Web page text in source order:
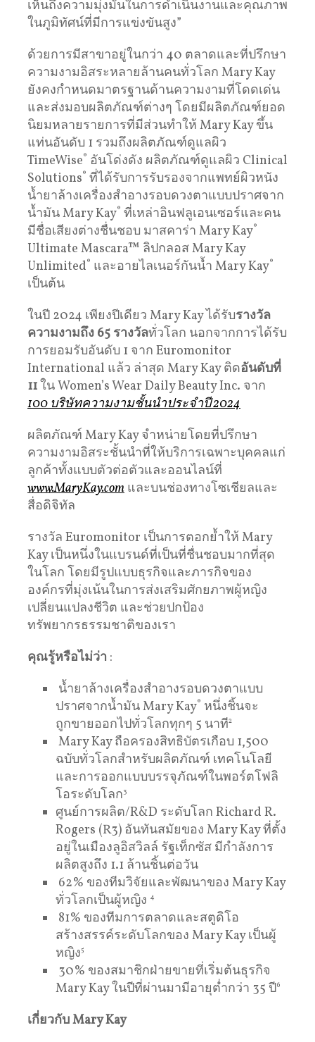
เห็นถึงความมุ่งมั่นในการดำเนินงานและคุณภาพ
ในภูมิทัศน์ที่มีการแข่งขันสูง”
ด้วยการมีสาขาอยู่ในกว่า 40 ตลาดและที่ปรึกษา
ความงามอิสระหลายล้านคนทั่วโลก Mary Kay
ยังคงกำหนดมาตรฐานด้านความงามที่โดดเด่น
และส่งมอบผลิตภัณฑ์ต่างๆ โดยมีผลิตภัณฑ์ยอด
นิยมหลายรายการที่มีส่วนทำให้ Mary Kay ขึ้น
แท่นอันดับ 1 รวมถึงผลิตภัณฑ์ดูแลผิว
TimeWise® อันโด่งดัง ผลิตภัณฑ์ดูแลผิว Clinical
Solutions® ที่ได้รับการรับรองจากแพทย์ผิวหนัง
น้ำยาล้างเครื่องสำอางรอบดวงตาแบบปราศจาก
น้ำมัน Mary Kay® ที่เหล่าอินฟลูเอนเซอร์และคน
มีชื่อเสียงต่างชื่นชอบ มาสคาร่า Mary Kay®
Ultimate Mascara™ ลิปกลอส Mary Kay
Unlimited® และอายไลเนอร์กันน้ำ Mary Kay®
เป็นต้น
ในปี 2024 เพียงปีเดียว Mary Kay ได้รับรางวัล
ความงามถึง 65 รางวัลทั่วโลก นอกจากการได้รับ
การยอมรับอันดับ 1 จาก Euromonitor
International แล้ว ล่าสุด Mary Kay ติดอันดับที่
11ใน Women’s Wear Daily Beauty Inc. จาก
100 บริษัทความงามชั้นนำประจำปี 2024
ผลิตภัณฑ์ Mary Kay จำหน่ายโดยที่ปรึกษา
ความงามอิสระชั้นนำที่ให้บริการเฉพาะบุคคลแก่
ลูกค้าทั้งแบบตัวต่อตัวและออนไลน์ที่
www.MaryKay.com และบนช่องทางโซเชียลและ
สื่อดิจิทัล
รางวัล Euromonitor เป็นการตอกย้ำให้ Mary
Kay เป็นหนึ่งในแบรนด์ที่เป็นที่ชื่นชอบมากที่สุด
ในโลก โดยมีรูปแบบธุรกิจและภารกิจของ
องค์กรที่มุ่งเน้นในการส่งเสริมศักยภาพผู้หญิง
เปลี่ยนแปลงชีวิต และช่วยปกป้อง
ทรัพยากรธรรมชาติของเรา
คุณรู้หรือไม่ว่า :
น้ำยาล้างเครื่องสำอางรอบดวงตาแบบ
ปราศจากน้ำมัน Mary Kay® หนึ่งชิ้นจะ
ถูกขายออกไปทั่วโลกทุกๆ 5 นาที2
Mary Kay ถือครองสิทธิบัตรเกือบ 1,500
ฉบับทั่วโลกสำหรับผลิตภัณฑ์ เทคโนโลยี
และการออกแบบบรรจุภัณฑ์ในพอร์ตโฟลิ
โอระดับโลก3
ศูนย์การผลิต/R&D ระดับโลก Richard R.
Rogers (R3) อันทันสมัยของ Mary Kay ที่ตั้ง
อยู่ในเมืองลูอิสวิลล์ รัฐเท็กซัส มีกำลังการ
ผลิตสูงถึง 1.1 ล้านชิ้นต่อวัน
62% ของทีมวิจัยและพัฒนาของ Mary Kay
ทั่วโลกเป็นผู้หญิง 4
81% ของทีมการตลาดและสตูดิโอ
สร้างสรรค์ระดับโลกของ Mary Kay เป็นผู้
หญิง5
30% ของสมาชิกฝ่ายขายที่เริ่มต้นธุรกิจ
Mary Kay ในปีที่ผ่านมามีอายุต่ำกว่า 35 ปี6
เกี่ยวกับMary Kay